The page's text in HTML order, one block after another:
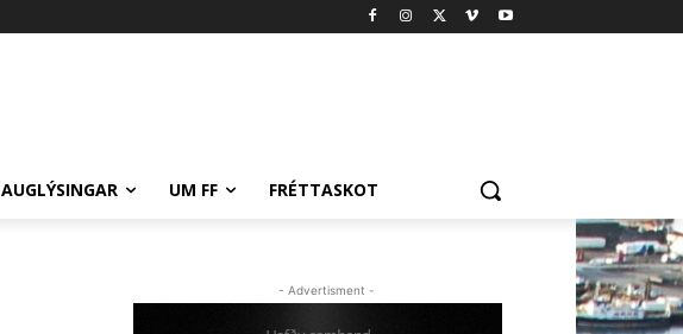
AUGLÝSINGAR UM FF FRÉTTASKOT
- Advertisment -